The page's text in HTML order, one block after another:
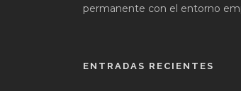
permanente con el entorno
ENTRADAS RECIENTES